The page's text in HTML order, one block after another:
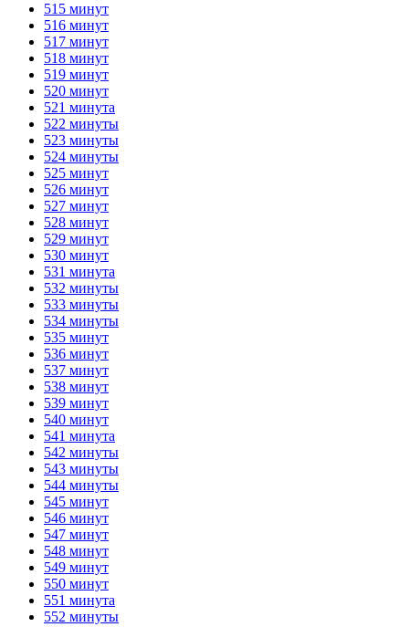
515 минут
516 минут
517 минут
518 минут
519 минут
520 минут
521 минута
522 минуты
523 минуты
524 минуты
525 минут
526 минут
527 минут
528 минут
529 минут
530 минут
531 минута
532 минуты
533 минуты
534 минуты
535 минут
536 минут
537 минут
538 минут
539 минут
540 минут
541 минута
542 минуты
543 минуты
544 минуты
545 минут
546 минут
547 минут
548 минут
549 минут
550 минут
551 минута
552 минуты